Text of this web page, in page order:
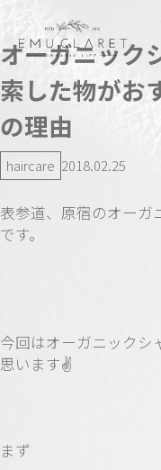
オーガニック
索した物がお
の理由
haircare 2018.02.25
表参道、原宿のオーガ
です。
今回はオーガニックシ
思います✌️
まず